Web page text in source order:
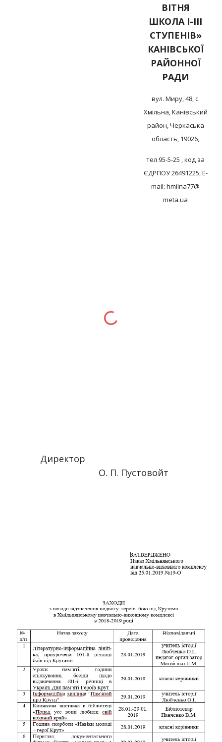
ВІТНЯ
ШКОЛА І-ІІІ
СТУПЕНІВ»
КАНІВСЬКОЇ
РАЙОННОЇ
РАДИ
вул. Миру, 48, с.
Хмільна, Канівський
район, Черкаська
область, 19026,
тел 95-5-25 , код за
ЄДРПОУ 26491225, E-
mail: hmilna77@
meta.ua
Директор
О. П. Пустовойт